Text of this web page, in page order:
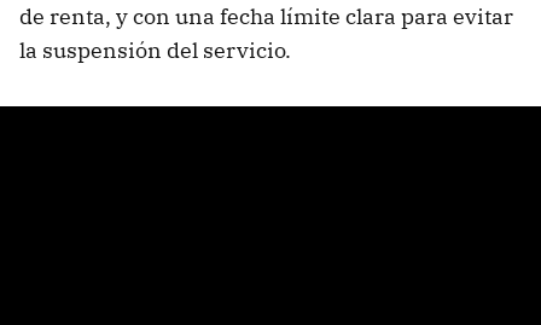
de renta, y con una fecha límite clara para evitar
la suspensión del servicio.